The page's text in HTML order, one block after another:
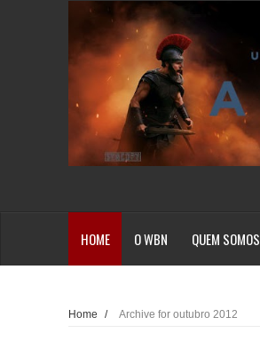
HOME O WBN QUEM SOMOS
Home / Archive for outubro 2012